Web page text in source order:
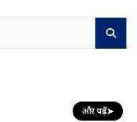
और पढ़ें➤